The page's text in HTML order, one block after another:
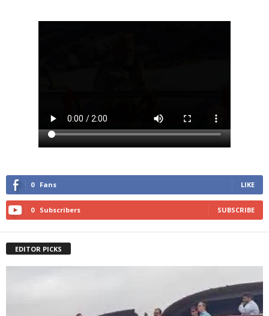
0 Fans LIKE
0 Subscribers SUBSCRIBE
EDITOR PICKS